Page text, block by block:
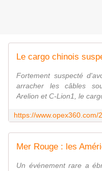
Fortement suspecté
arracher les câbles
Arelion et C-Lion1, le
Un événement rare a